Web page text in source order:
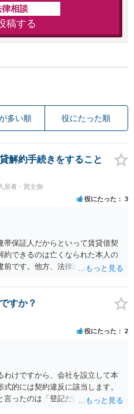
相談
稿する
多い順 役にたった順
解約手続きをすること
居者・買主側
役にたった 3
保証人だからといって賃貸借契
約できるのは亡くなられた本人の
前です。他方、法律論はさてお
進められつつある手続はあくまで
渡すための便宜的方法として理解
方法で進めた方が、連帯保証人で
の経済的負担を最小限に食い止
ます。
すか？
役にたった 2
わけですから、会社を設立して本
的には契約違反に該当します。
言ったのは「登記だけなら実務上